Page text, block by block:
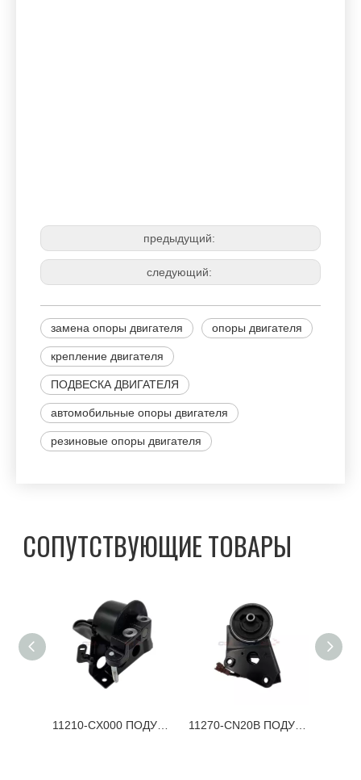
предыдущий:
следующий:
замена опоры двигателя опоры двигателя
крепление двигателя
ПОДВЕСКА ДВИГАТЕЛЯ
автомобильные опоры двигателя
резиновые опоры двигателя
СОПУТСТВУЮЩИЕ ТОВАРЫ